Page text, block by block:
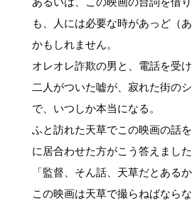
も、人には必要な時があっど（
かもしれません。
オレオレ詐欺の男と、電話を受け
二人がついた嘘が、寂れた街の
で、いつしか本当になる。
ふと訪れた天草でこの映画の話
に居合わせた方がこう答えました
「監督、そん話、天草だとある
この映画は天草で撮らねばなら